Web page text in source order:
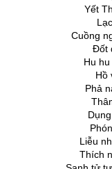
Yết
Cuồng
Đốt
Hu
Hồ
Phả
Liễu
Thích